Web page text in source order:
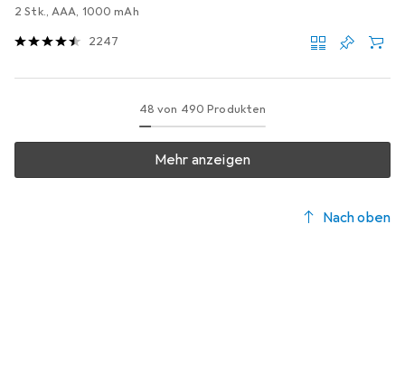
2 Stk., AAA, 1000 mAh
2247
48 von 490 Produkten
Mehr anzeigen
Nach oben